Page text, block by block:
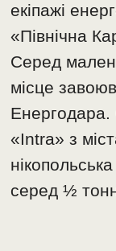
екіпажі
«Північна
Серед
місце
Енергодара.
«Intra» з
серед ½